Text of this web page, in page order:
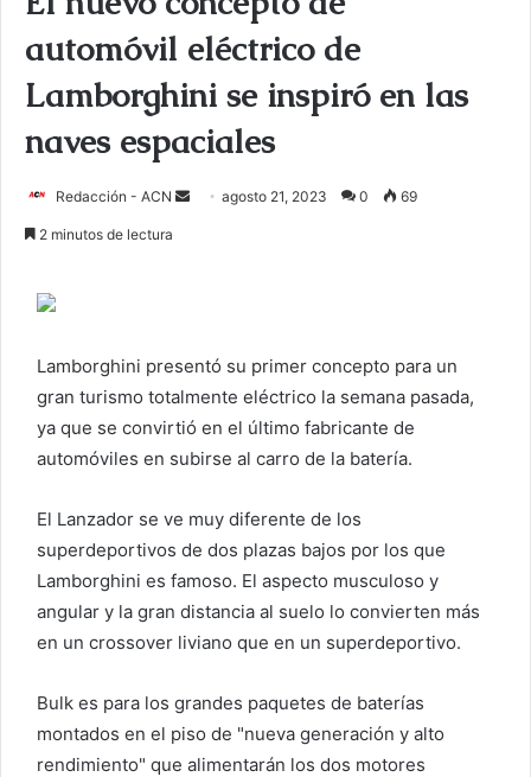
automóvil eléctrico de
Lamborghini se inspiró en las
naves espaciales
Redacción - ACN
u
n
c
o
l
e
t
r
ó
agosto 21, 2023 0 69
2 minutos de lectura
Lamborghini presentó su primer concepto para un
gran turismo totalmente eléctrico la semana pasada,
ya que se convirtió en el último fabricante de
automóviles en subirse al carro de la batería.
El Lanzador se ve muy diferente de los
superdeportivos de dos plazas bajos por los que
Lamborghini es famoso. El aspecto musculoso y
angular y la gran distancia al suelo lo convierten más
en un crossover liviano que en un superdeportivo.
Bulk es para los grandes paquetes de baterías
montados en el piso de "nueva generación y alto
rendimiento" que alimentarán los dos motores